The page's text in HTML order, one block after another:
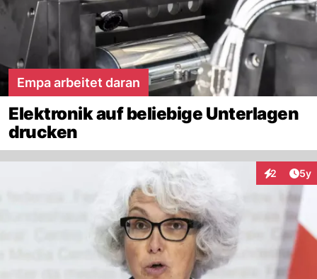
Empa arbeitet daran
Elektronik auf beliebige Unterlagen
drucken
2 5y